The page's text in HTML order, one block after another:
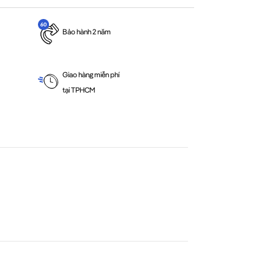
Bảo hành 2 năm
Giao hàng miễn phí
tại TPHCM